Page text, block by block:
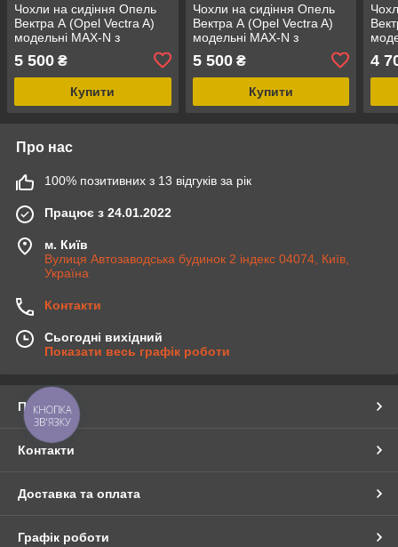
Чохли на сидіння Опель
Вектра А (Opel Vectra A)
модельні MAX-N з
екошкіри Чорно-зелений
5 500 ₴
Купити
Чохли на сидіння Опель
Вектра А (Opel Vectra A)
модельні MAX-N з
графіт
5 500₴
Купити
4
Про нас
100% позитивних з 13 відгуків за рік
Працює з 24.01.2022
м. Київ
Вулиця Автозаводська будинок 2 індекс 04074, Київ,
Україна
Контакти
Сьогодні вихідний
Показати весь графік роботи
Про нас
Контакти
Доставка та оплата
Графік роботи
КНОПКА
ЗВ'ЯЗКУ